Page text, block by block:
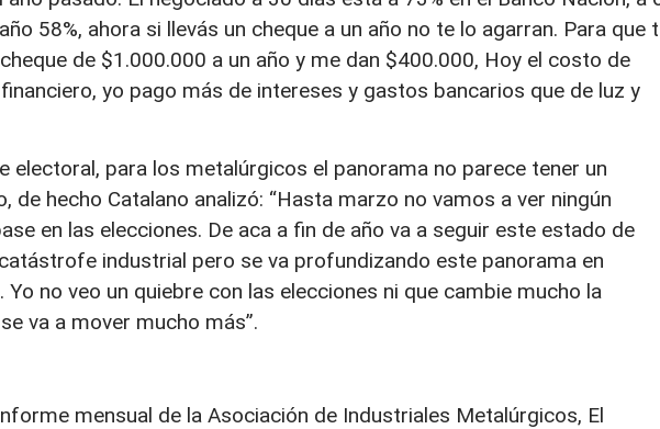
58%, ahora si llevás un cheque a un año no te lo agarran. Para que
de $1.000.000 a un año y me dan $400.000, Hoy el costo de
yo pago más de intereses y gastos bancarios que de luz y
electoral, para los metalúrgicos el panorama no parece tener un
de hecho Catalano analizó: “Hasta marzo no vamos a ver ningún
en las elecciones. De aca a fin de año va a seguir este estado de
industrial pero se va profundizando este panorama en
Yo no veo un quiebre con las elecciones ni que cambie mucho la
va a mover mucho más”.
mensual de la Asociación de Industriales Metalúrgicos, El